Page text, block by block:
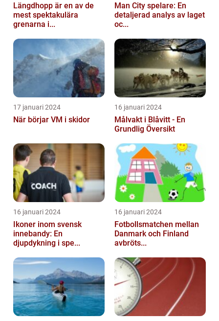
Längdhopp är en av de
mest spektakulära
grenarna i...
Man City spelare: En
detaljerad analys av laget
oc...
17 januari 2024
När börjar VM i skidor
16 januari 2024
Målvakt i Blåvitt - En
Grundlig Översikt
16 januari 2024
Ikoner inom svensk
innebandy: En
djupdykning i spe...
16 januari 2024
Fotbollsmatchen mellan
Danmark och Finland
avbröts...